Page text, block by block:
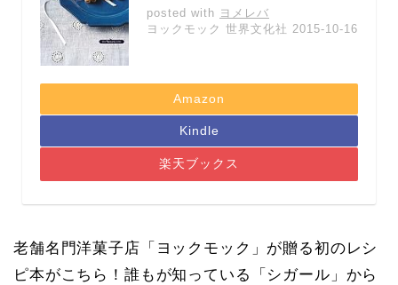
posted with ヨメレバ
ヨックモック 世界文化社 2015-10-16
Amazon
Kindle
楽天ブックス
老舗名門洋菓子店「ヨックモック」が贈る初のレシ
ピ本がこちら！誰もが知っている「シガール」から